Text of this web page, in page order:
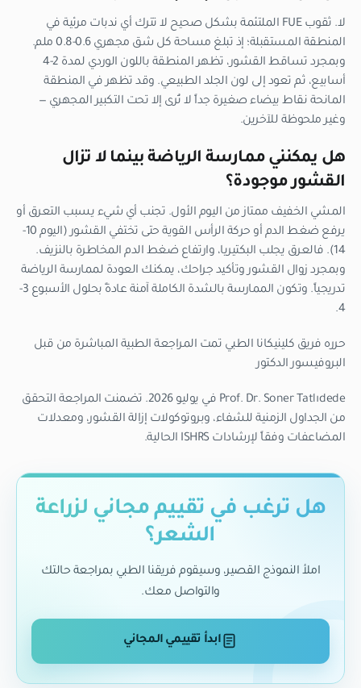
لا. ثقوب FUE الملتئمة بشكل صحيح لا تترك أي ندبات مرئية في
المنطقة المستقبلة؛ إذ تبلغ مساحة كل شق مجهري 0.6-0.8 ملم.
وبمجرد تساقط القشور، تظهر المنطقة باللون الوردي لمدة 2-4
أسابيع، ثم تعود إلى لون الجلد الطبيعي. وقد تظهر في المنطقة
المانحة نقاط بيضاء صغيرة جداً لا تُرى إلا تحت التكبير المجهري —
وغير ملحوظة للآخرين.
هل يمكنني ممارسة الرياضة بينما لا تزال
القشور موجودة؟
المشي الخفيف ممتاز من اليوم الأول. تجنب أي شيء يسبب التعرق أو
يرفع ضغط الدم أو حركة الرأس القوية حتى تختفي القشور (اليوم 10-
14). فالعرق يجلب البكتيريا، وارتفاع ضغط الدم المخاطرة بالنزيف.
وبمجرد زوال القشور وتأكيد جراحك، يمكنك العودة لممارسة الرياضة
تدريجياً. وتكون الممارسة بالشدة الكاملة آمنة عادةً بحلول الأسبوع 3-
4.
حرره فريق كلينيكانا الطبي تمت المراجعة الطبية المباشرة من قبل
البروفيسور الدكتور
Prof. Dr. Soner Tatlıdede في يوليو 2026.
تضمنت المراجعة التحقق
من الجداول الزمنية للشفاء، وبروتوكولات إزالة القشور، ومعدلات
المضاعفات وفقاً لإرشادات ISHRS الحالية.
هل ترغب في تقييم مجاني لزراعة
الشعر؟
املأ النموذج القصير، وسيقوم فريقنا الطبي بمراجعة حالتك
والتواصل معك.
ابدأ تقييمي المجاني